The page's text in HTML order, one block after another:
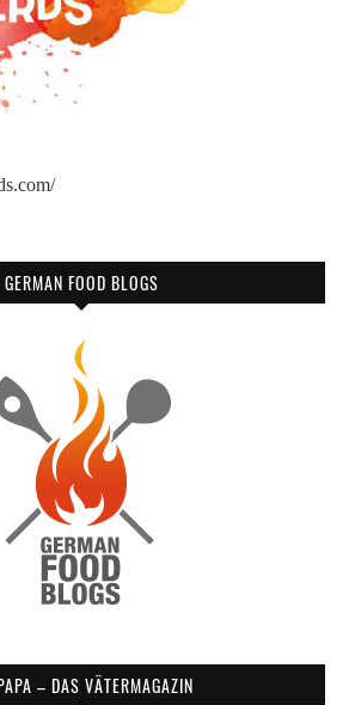
GERMAN FOOD BLOGS
– DAS VÄTERMAGAZIN